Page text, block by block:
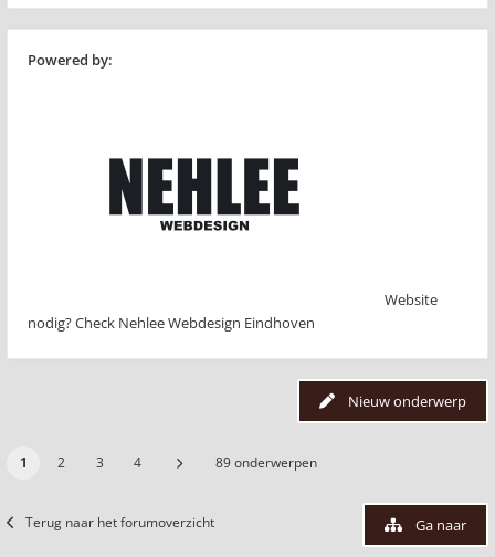
Powered by:
Website
nodig? Check Nehlee Webdesign Eindhoven
Nieuw onderwerp
1 2 3 4 89 onderwerpen
Terug naar het forumoverzicht Ga naar